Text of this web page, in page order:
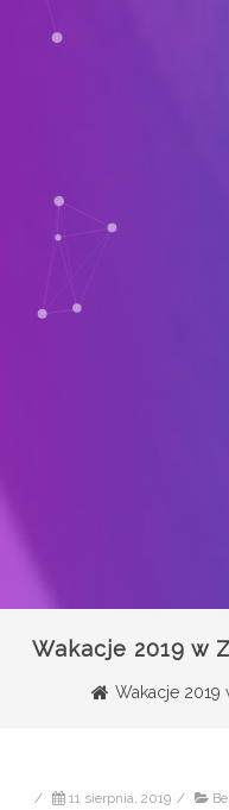
Wakacje 2019 w
Wakacje
/ 11 sierpnia, 2019 /